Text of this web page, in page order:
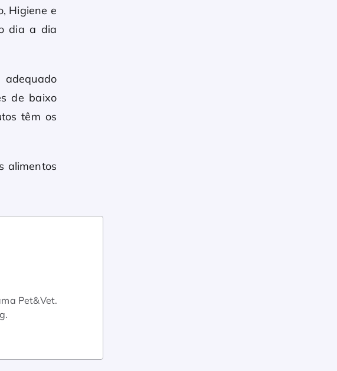
Higiene e
dia a dia
de baixo
têm os
alimentos
Pet&Vet.